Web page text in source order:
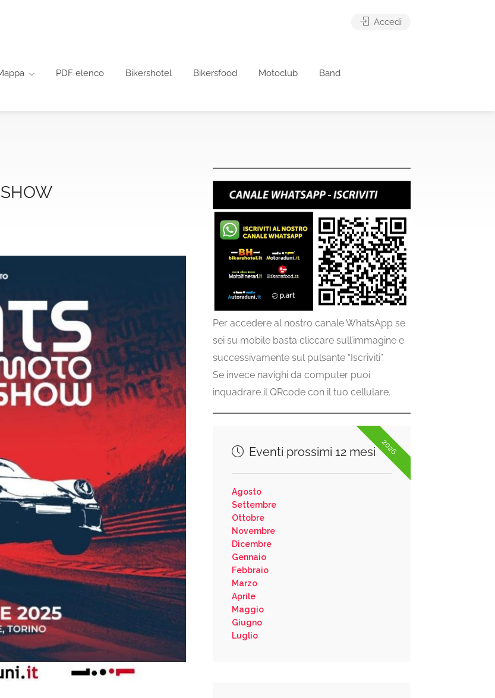
PDF elenco Bikershotel Bikersfood Motoclub Band
Accedi
Per accedere al nostro canale WhatsApp se
sei su mobile basta cliccare sull’immagine e
successivamente sul pulsante “Iscriviti”.
Se invece navighi da computer puoi
inquadrare il QRcode con il tuo cellulare.
2026
Eventi prossimi 12 mesi
Agosto
Settembre
Ottobre
Novembre
Dicembre
Gennaio
Febbraio
Marzo
Aprile
Maggio
Giugno
Luglio